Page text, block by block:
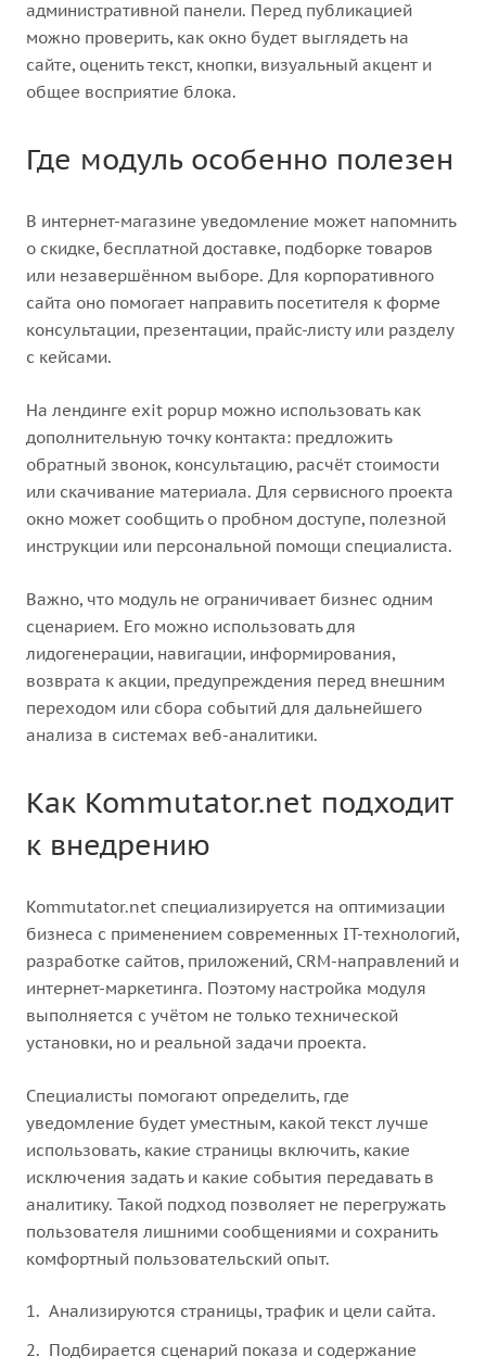
административной панели. Перед публикацией
можно проверить, как окно будет выглядеть на
сайте, оценить текст, кнопки, визуальный акцент и
общее восприятие блока.
Где модуль особенно полезен
В интернет-магазине уведомление может напомнить
о скидке, бесплатной доставке, подборке товаров
или незавершённом выборе. Для корпоративного
сайта оно помогает направить посетителя к форме
консультации, презентации, прайс-листу или разделу
с кейсами.
На лендинге exit popup можно использовать как
дополнительную точку контакта: предложить
обратный звонок, консультацию, расчёт стоимости
или скачивание материала. Для сервисного проекта
окно может сообщить о пробном доступе, полезной
инструкции или персональной помощи специалиста.
Важно, что модуль не ограничивает бизнес одним
сценарием. Его можно использовать для
лидогенерации, навигации, информирования,
возврата к акции, предупреждения перед внешним
переходом или сбора событий для дальнейшего
анализа в системах веб-аналитики.
Как Kommutator.net подходит
к внедрению
Kommutator.net специализируется на оптимизации
бизнеса с применением современных IT-технологий,
разработке сайтов, приложений, CRM-направлений и
интернет-маркетинга. Поэтому настройка модуля
выполняется с учётом не только технической
установки, но и реальной задачи проекта.
Специалисты помогают определить, где
уведомление будет уместным, какой текст лучше
использовать, какие страницы включить, какие
исключения задать и какие события передавать в
аналитику. Такой подход позволяет не перегружать
пользователя лишними сообщениями и сохранить
комфортный пользовательский опыт.
Анализируются страницы, трафик и цели сайта.
Подбирается сценарий показа и содержание